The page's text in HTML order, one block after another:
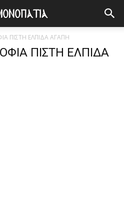
ΠΙΣΤΗ ΕΛΠΙΔΑ ΑΓΑΠΗ
ΠΙΣΤΗ ΕΛΠΙΔΑ